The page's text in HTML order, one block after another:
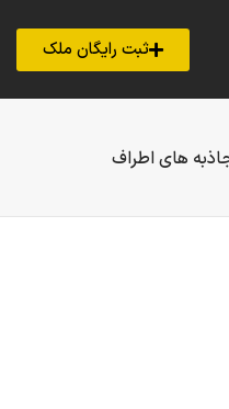
ثبت رایگان ملک
های اطراف